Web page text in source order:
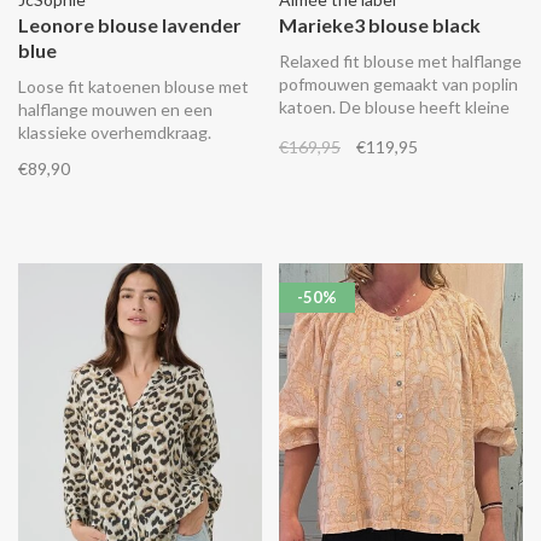
Leonore blouse lavender
blue
Loose fit katoenen blouse met
halflange mouwen en een
klassieke overhemdkraag.
€89,90
Marieke3 blouse black
Relaxed fit blouse met halflange
pofmouwen gemaakt van poplin
katoen. De blouse heeft kleine
met lusjes.
€169,95 €119,95
-50%